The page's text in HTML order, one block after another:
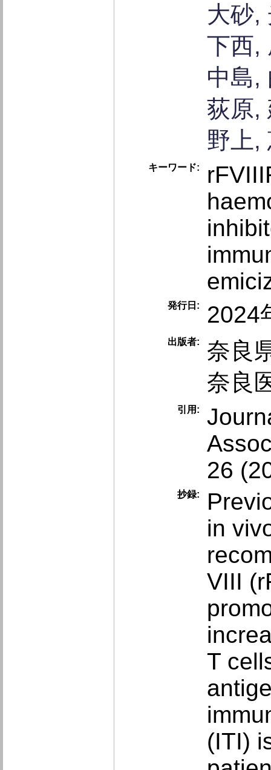
大砂,
下西,
中島,
荻原,
野上,
キーワード:
発行日: 2024
出版者:
奈良
奈良
引用:
26
抄録:
in
VIII
T
(ITI)